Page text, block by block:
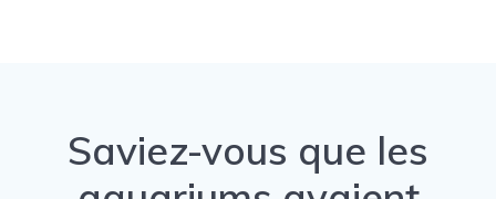
Saviez-vous que les